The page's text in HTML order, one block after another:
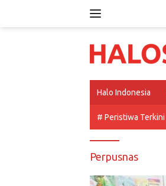
Halo Indonesia
# Peristiwa Terkini
Perpusnas